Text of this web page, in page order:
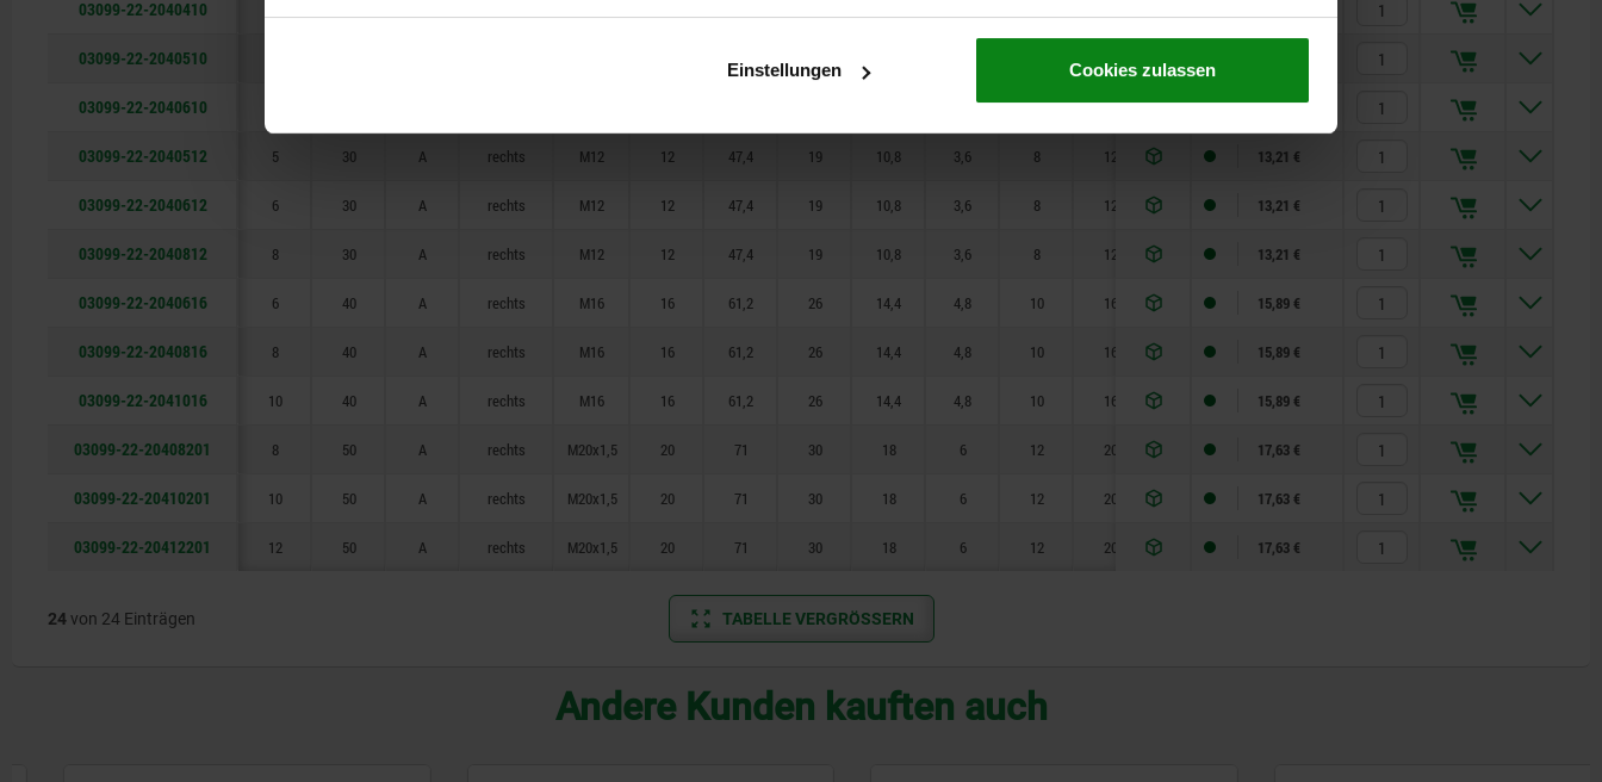
Einstellungen Cookies zulassen
03099-22-2040410
03099-22-2040510 38,5 10
03099-22-2040610 6 10 1,8 8
13,03 €
03099-22-2040512 5 30 A rechts M12 12 47,4 19 10,8 3,6 8 12 5
13,21 €
03099-22-2040612 6 30 A rechts M12 12 47,4 19 10,8 3,6 8 12 5
13,21 €
03099-22-2040812 8 30 A rechts M12 12 47,4 19 10,8 3,6 8 12 5
13,21 €
03099-22-2040616 6 40 A rechts M16 16 61,2 26 14,4 4,8 10 16 15
15,89 €
03099-22-2040816 8 40 A rechts M16 16 61,2 26 14,4 4,8 10 16 15
15,89 €
03099-22-2041016 10 40 A rechts M16 16 61,2 26 14,4 4,8 10 16 15
15,89 €
03099-22-20408201 8 50 A rechts M20x1,5 20 71 30 18 6 12 20 20
17,63 €
03099-22-20410201 10 50 A rechts M20x1,5 20 71 30 18 6 12 20 20
17,63 €
03099-22-20412201 12 50 A rechts M20x1,5 20 71 30 18 6 12 20 20
17,63 €
24von 24 Einträgen TABELLE VERGRÖSSERN
Andere Kunden kauften auch